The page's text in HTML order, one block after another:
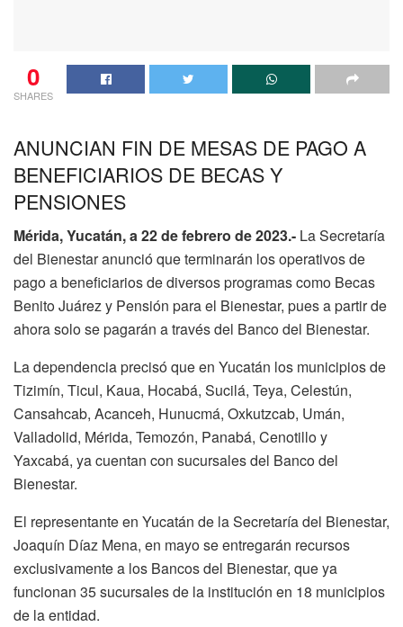
0
SHARES
ANUNCIAN FIN DE MESAS DE PAGO A
BENEFICIARIOS DE BECAS Y
PENSIONES
Mérida, Yucatán, a 22 de febrero de 2023.- La Secretaría
del Bienestar anunció que terminarán los operativos de
pago a beneficiarios de diversos programas como Becas
Benito Juárez y Pensión para el Bienestar, pues a partir de
ahora solo se pagarán a través del Banco del Bienestar.
La dependencia precisó que en Yucatán los municipios de
Tizimín, Ticul, Kaua, Hocabá, Sucilá, Teya, Celestún,
Cansahcab, Acanceh, Hunucmá, Oxkutzcab, Umán,
Valladolid, Mérida, Temozón, Panabá, Cenotillo y
Yaxcabá, ya cuentan con sucursales del Banco del
Bienestar.
El representante en Yucatán de la Secretaría del Bienestar,
Joaquín Díaz Mena, en mayo se entregarán recursos
exclusivamente a los Bancos del Bienestar, que ya
funcionan 35 sucursales de la institución en 18 municipios
de la entidad.